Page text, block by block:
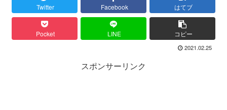
Twitter Facebook はてブ
Pocket LINE コピー
2021.02.25
スポンサーリンク